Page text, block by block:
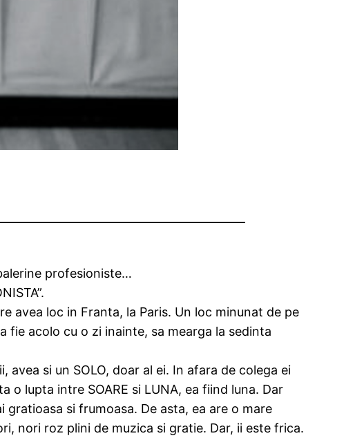
profesioniste…
avea loc in Franta, la Paris. Un loc minunat de pe
fie acolo cu o zi inainte, sa mearga la sedinta
si un SOLO, doar al ei. In afara de colega ei
o lupta intre SOARE si LUNA, ea fiind luna. Dar
si frumoasa. De asta, ea are o mare
nori roz plini de muzica si gratie. Dar, ii este frica.